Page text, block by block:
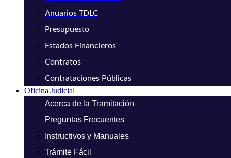
Anuarios TDLC
Presupuesto
Estados Financieros
Contratos
Contrataciones Públicas
Oficina Judicial
Acerca de la Tramitación
Preguntas Frecuentes
Instructivos y Manuales
Trámite Fácil